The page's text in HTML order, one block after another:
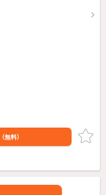
（無料）